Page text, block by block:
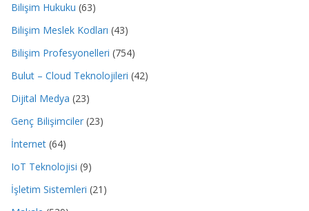
Bilişim Hukuku (63)
Bilişim Meslek Kodları (43)
Bilişim Profesyonelleri (754)
Bulut – Cloud Teknolojileri (42)
Dijital Medya (23)
Genç Bilişimciler (23)
İnternet (64)
IoT Teknolojisi (9)
İşletim Sistemleri (21)